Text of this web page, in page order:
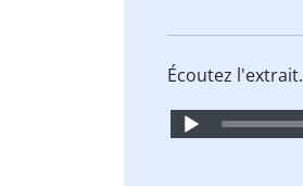
Écoutez
Audio